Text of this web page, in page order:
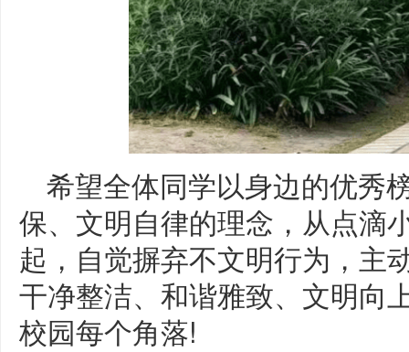
希望全体同学以身边的优秀
保、文明自律的理念，从点滴
起，自觉摒弃不文明行为，主
干净整洁、和谐雅致、文明向
校园每个角落!